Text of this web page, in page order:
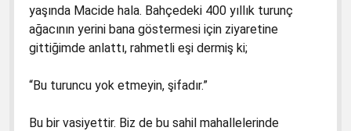
yaşında Macide hala. Bahçedeki 400 yıllık turunç
ağacının yerini bana göstermesi için ziyaretine
gittiğimde anlattı, rahmetli eşi dermiş ki;
“Bu turuncu yok etmeyin, şifadır.”
Bu bir vasiyettir. Biz de bu sahil mahallelerinde